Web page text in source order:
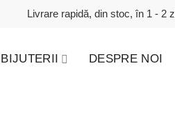
Livrare rapidă, din stoc, în 1 - 2
BIJUTERII DESPRE NOI